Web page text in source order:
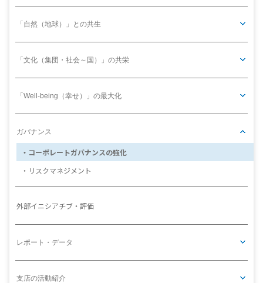
「自然（地球）」との共生
「文化（集団・社会～国）」の共栄
「Well-being（幸せ）」の最大化
ガバナンス
コーポレートガバナンスの強化
リスクマネジメント
外部イニシアチブ・評価
レポート・データ
支店の活動紹介